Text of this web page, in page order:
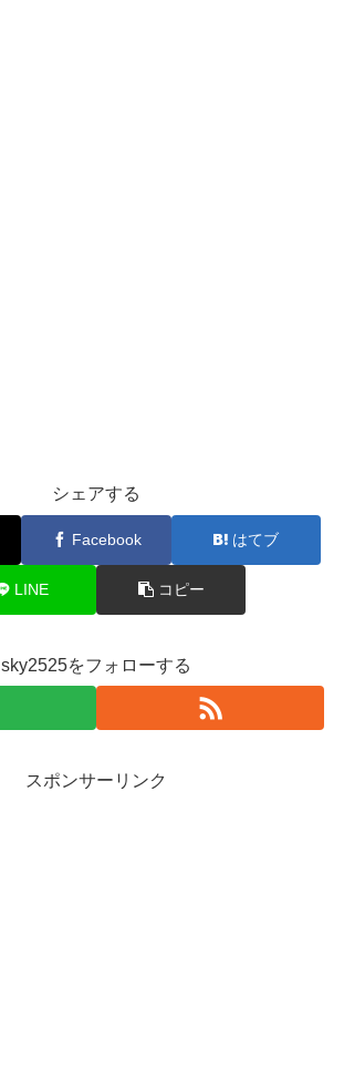
シェアする
Facebook はてブ
LINE コピー
sky2525をフォローする
スポンサーリンク